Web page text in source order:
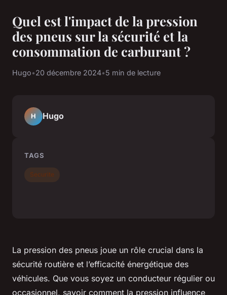
Quel est l'impact de la pression
des pneus sur la sécurité et la
consommation de carburant ?
Hugo•20 décembre 2024•5 min de lecture
La pression des pneus joue un rôle crucial dans la
sécurité routière et l’efficacité énergétique des
véhicules. Que vous soyez un conducteur régulier ou
occasionnel, savoir comment la pression influence
H Hugo
TAGS
Securite